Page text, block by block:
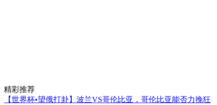
精彩推荐
【世界杯•望俄打卦】波兰VS哥伦比亚，哥伦比亚能否力挽狂